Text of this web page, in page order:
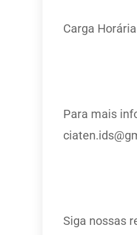
Carga
Para mais
Siga nossas